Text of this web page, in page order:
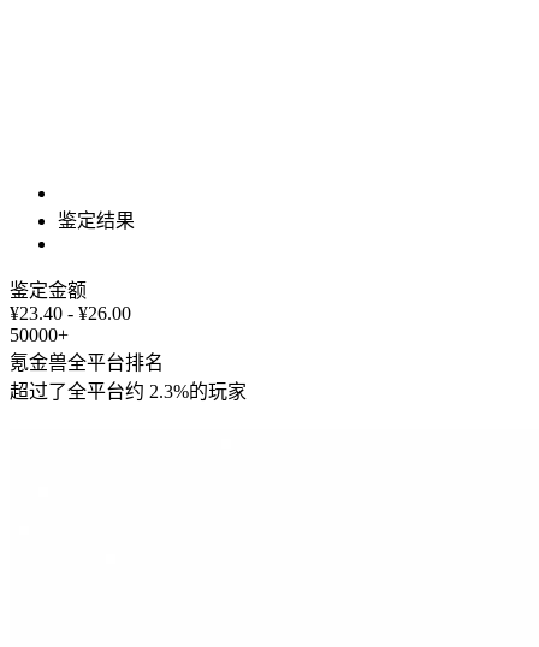
鉴定结果
鉴定金额
¥23.40 - ¥26.00
50000+
氪金兽全平台排名
超过了全平台约 2.3%的玩家